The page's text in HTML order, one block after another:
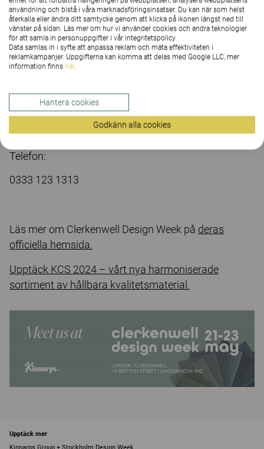
fredrik.bergsten@kinnarps.co.uk
Adress till vårt showroom:
The Stock House
sales@kinnarps.co.uk
Telefon:
0333 123 1313
Läs mer om Clerkenwell Design Week på deras
officiella hemsida.
Upptäck KCS 2024 – vårt nya harmoniserade
sortiment av hållbara kvalitetsmaterial.
Upptäck mer
Kinnarps Group + Stockholm Design Week
användning och bistå i våra marknadsföringsinsatser. Du kan när som helst
återkalla eller ändra ditt samtycke genom att klicka på ikonen längst ned till
vänster på sidan. Läs mer om hur vi använder cookies och andra teknologier
för att samla in personuppgifter i vår integritetspolicy.
Data samlas in i syfte att anpassa reklam och mäta effektiviteten i
reklamkampanjer. Uppgifterna kan komma att delas med Google LLC, mer
information finns här.
Hantera cookies
Godkänn alla cookies